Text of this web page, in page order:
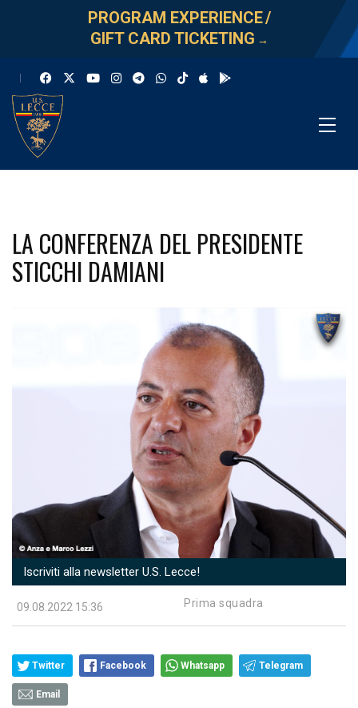
PROGRAM EXPERIENCE/
GIFT CARD TICKETING →
LA CONFERENZA DEL PRESIDENTE
STICCHI DAMIANI
Iscriviti alla newsletter U.S. Lecce!
09.08.2022 15:36 Prima squadra
Twitter Facebook Whatsapp Telegram
Email